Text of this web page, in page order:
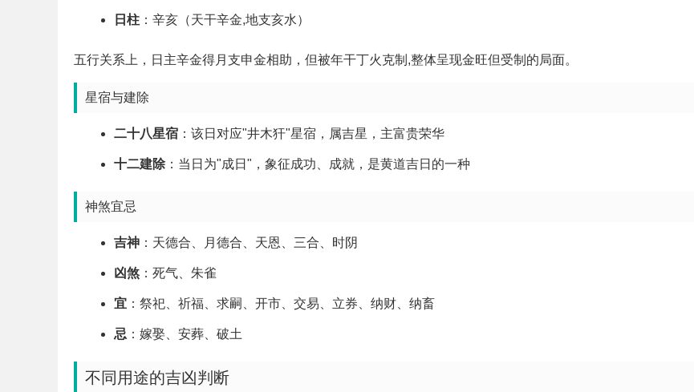
日柱 ：辛亥（天干辛金,地支亥水）
五行关系上，日主辛金得月支申金相助，但被年干丁火克制,整体呈现金旺但受制的局面。
星宿与建除
二十八星宿 ：该日对应"井木犴"星宿，属吉星，主富贵荣华
十二建除：当日为"成日"，象征成功、成就，是黄道吉日的一种
神煞宜忌
吉神 ：天德合、月德合、天恩、三合、时阴
凶煞 ：死气、朱雀
宜 ：祭祀、祈福、求嗣、开市、交易、立券、纳财、纳畜
忌 ：嫁娶、安葬、破土
不同用途的吉凶判断